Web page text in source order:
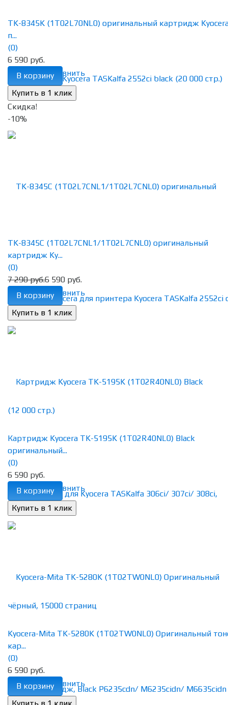
избранное сравнить
TK-8345K (1T02L70NL0) оригинальный картридж
п...
(0)
6 590 руб.
В корзину
Скидка!
-10%
избранное сравнить
TK-8345C (1T02L7CNL1/1T02L7CNL0) оригинальный
картридж Ky...
(0)
7 290 руб.6 590 руб.
В корзину
избранное сравнить
Картридж Kyocera TK-5195K (1T02R40NL0) Black
оригинальный...
(0)
6 590 руб.
В корзину
избранное сравнить
Kyocera-Mita TK-5280K (1T02TW0NL0) Оригинальный
кар...
(0)
6 590 руб.
В корзину